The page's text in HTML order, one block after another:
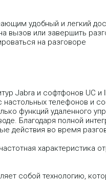
удобный и легкий
вызов или завершить
на разговоре
Jabra и софтфонов UC и
телефонов и
функций удаленного
Благодаря полной
действия во время
собой технологию,